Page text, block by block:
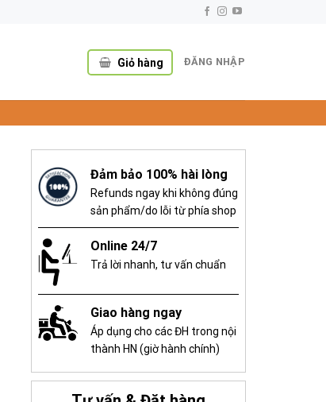
Giỏ hàng ĐĂNG NHẬP
Đảm bảo 100% hài lòng
Refunds ngay khi không đúng
sản phẩm/do lỗi từ phía shop
Online 24/7
Trả lời nhanh, tư vấn chuẩn
Giao hàng ngay
Áp dụng cho các ĐH trong nội
thành HN (giờ hành chính)